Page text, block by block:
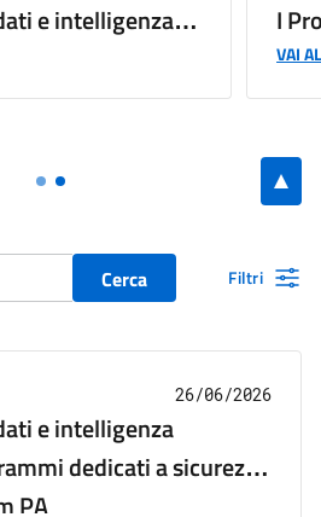
e intelligenza
dedicati a
al forum PA
I
VAI
Cerca Filtri
26/06/2026
e intelligenza
dedicati a sicurezza
PA